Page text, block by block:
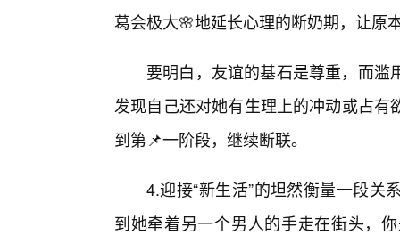
葛会极大🌸地延长心理的断奶期，让原
要明白，友谊的基石是尊重，而
发现自己还对她有生理上的冲动或占
到第📌一阶段，继续断联。
4.迎接“新生活”的坦然衡量一段关
到她牵着另一个男人的手走在街头，